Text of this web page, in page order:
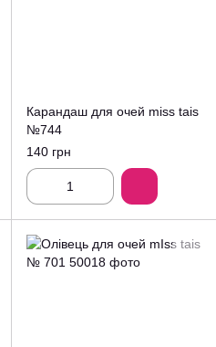
Карандаш для очей miss tais
№744
140 грн